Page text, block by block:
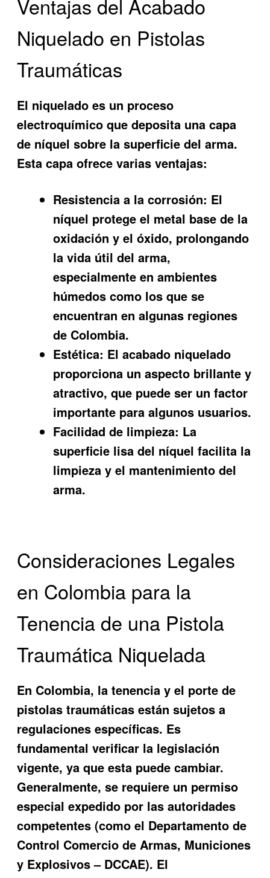
Ventajas del Acabado
Niquelado en Pistolas
Traumáticas
El niquelado es un proceso
electroquímico que deposita una capa
de níquel sobre la superficie del arma.
Esta capa ofrece varias ventajas:
Resistencia a la corrosión: El
níquel protege el metal base de la
oxidación y el óxido, prolongando
la vida útil del arma,
especialmente en ambientes
húmedos como los que se
encuentran en algunas regiones
de Colombia.
Estética: El acabado niquelado
proporciona un aspecto brillante y
atractivo, que puede ser un factor
importante para algunos usuarios.
Facilidad de limpieza: La
superficie lisa del níquel facilita la
limpieza y el mantenimiento del
arma.
Consideraciones Legales
en Colombia para la
Tenencia de una Pistola
Traumática Niquelada
En Colombia, la tenencia y el porte de
pistolas traumáticas están sujetos a
regulaciones específicas. Es
fundamental verificar la legislación
vigente, ya que esta puede cambiar.
Generalmente, se requiere un permiso
especial expedido por las autoridades
competentes (como el Departamento de
Control Comercio de Armas, Municiones
y Explosivos – DCCAE). El